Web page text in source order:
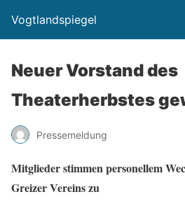
Vogtlandspiegel
Neuer Vorstand des
Theaterherbstes
Pressemeldung
Mitglieder stimmen personellem
Greizer Vereins zu